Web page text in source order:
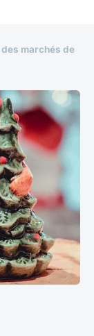
marchés de